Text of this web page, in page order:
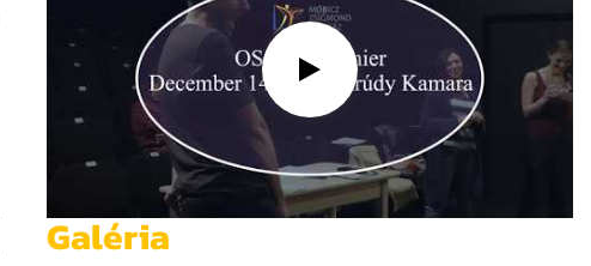
Galéria